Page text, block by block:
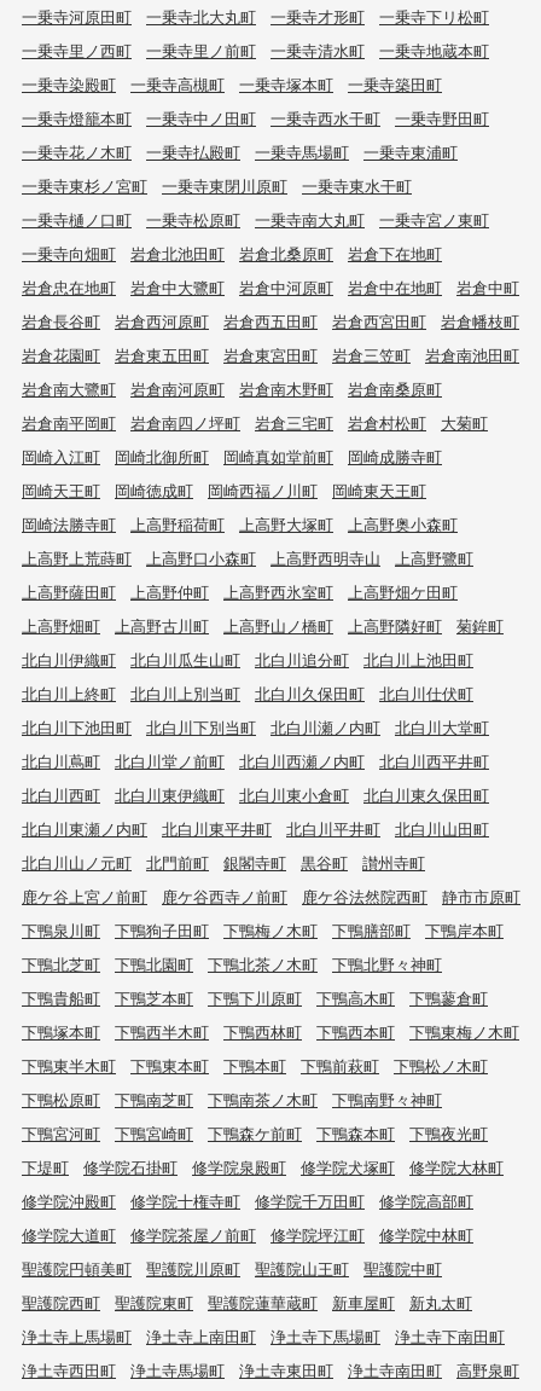
一乗寺河原田町 一乗寺北大丸町 一乗寺才形町
一乗寺下リ松町
一乗寺里ノ西町
一乗寺里ノ前町 一乗寺清水町
一乗寺地蔵本町
一乗寺染殿町
一乗寺高槻町 一乗寺塚本町
一乗寺築田町
一乗寺燈籠本町
一乗寺中ノ田町 一乗寺西水干町
一乗寺野田町
一乗寺花ノ木町
一乗寺払殿町 一乗寺馬場町
一乗寺東浦町
一乗寺東杉ノ宮町
一乗寺東閉川原町
一乗寺東水干町
一乗寺樋ノ口町
一乗寺松原町 一乗寺南大丸町
一乗寺宮ノ東町
一乗寺向畑町
岩倉北池田町 岩倉北桑原町
岩倉下在地町
岩倉忠在地町
岩倉中大鷺町 岩倉中河原町 岩倉中在地町
岩倉中町
岩倉長谷町
岩倉西河原町 岩倉西五田町 岩倉西宮田町
岩倉幡枝町
岩倉花園町
岩倉東五田町 岩倉東宮田町 岩倉三笠町
岩倉南池田町
岩倉南大鷺町
岩倉南河原町 岩倉南木野町
岩倉南桑原町
岩倉南平岡町
岩倉南四ノ坪町 岩倉三宅町 岩倉村松町
大菊町
岡崎入江町
岡崎北御所町 岡崎真如堂前町
岡崎成勝寺町
岡崎天王町
岡崎徳成町 岡崎西福ノ川町
岡崎東天王町
岡崎法勝寺町
上高野稲荷町 上高野大塚町
上高野奥小森町
上高野上荒蒔町
上高野口小森町 上高野西明寺山
上高野鷺町
上高野薩田町
上高野仲町 上高野西氷室町
上高野畑ケ田町
上高野畑町
上高野古川町 上高野山ノ橋町 上高野隣好町
菊鉾町
北白川伊織町
北白川瓜生山町 北白川追分町
北白川上池田町
北白川上終町
北白川上別当町 北白川久保田町
北白川仕伏町
北白川下池田町
北白川下別当町 北白川瀬ノ内町
北白川大堂町
北白川蔦町
北白川堂ノ前町 北白川西瀬ノ内町
北白川西平井町
北白川西町
北白川東伊織町 北白川東小倉町
北白川東久保田町
北白川東瀬ノ内町
北白川東平井町 北白川平井町
北白川山田町
北白川山ノ元町
北門前町 銀閣寺町 黒谷町
讃州寺町
鹿ケ谷上宮ノ前町
鹿ケ谷西寺ノ前町 鹿ケ谷法然院西町
静市市原町
下鴨泉川町
下鴨狗子田町 下鴨梅ノ木町 下鴨膳部町
下鴨岸本町
下鴨北芝町
下鴨北園町 下鴨北茶ノ木町
下鴨北野々神町
下鴨貴船町
下鴨芝本町 下鴨下川原町 下鴨高木町
下鴨蓼倉町
下鴨塚本町
下鴨西半木町 下鴨西林町 下鴨西本町
下鴨東梅ノ木町
下鴨東半木町
下鴨東本町 下鴨本町 下鴨前萩町
下鴨松ノ木町
下鴨松原町
下鴨南芝町 下鴨南茶ノ木町
下鴨南野々神町
下鴨宮河町
下鴨宮崎町 下鴨森ケ前町 下鴨森本町
下鴨夜光町
下堤町
修学院石掛町 修学院泉殿町 修学院犬塚町
修学院大林町
修学院沖殿町
修学院十権寺町 修学院千万田町
修学院高部町
修学院大道町
修学院茶屋ノ前町 修学院坪江町
修学院中林町
聖護院円頓美町
聖護院川原町 聖護院山王町
聖護院中町
聖護院西町
聖護院東町 聖護院蓮華蔵町 新車屋町
新丸太町
浄土寺上馬場町
浄土寺上南田町 浄土寺下馬場町
浄土寺下南田町
浄土寺西田町
浄土寺馬場町 浄土寺東田町 浄土寺南田町
高野泉町